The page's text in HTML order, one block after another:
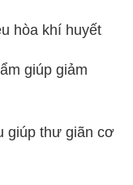
hòa khí huyết
giúp giảm
giúp thư giãn cơ